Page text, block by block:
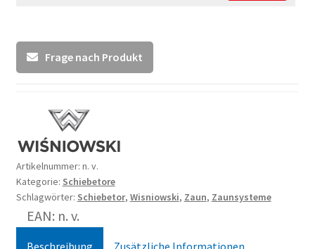
Frage nach Produkt
Artikelnummer: n. v.
Kategorie: Schiebetore
Schlagwörter: Schiebetor, Wisniowski, Zaun, Zaunsysteme
EAN: n. v.
Beschreibung Zusätzliche Informationen